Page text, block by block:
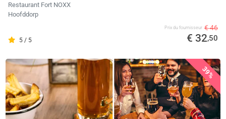
Restaurant Fort NOXX
Hoofddorp
5 / 5
Prix ​​du fournisseur € 46
€ 32,50
39%